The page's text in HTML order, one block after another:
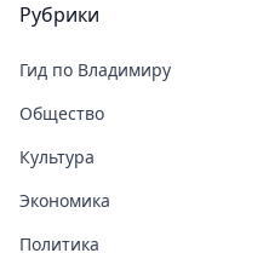
Рубрики
Гид по Владимиру
Общество
Культура
Экономика
Политика